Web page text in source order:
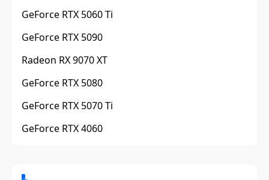
GeForce RTX 5060 Ti
GeForce RTX 5090
Radeon RX 9070 XT
GeForce RTX 5080
GeForce RTX 5070 Ti
GeForce RTX 4060